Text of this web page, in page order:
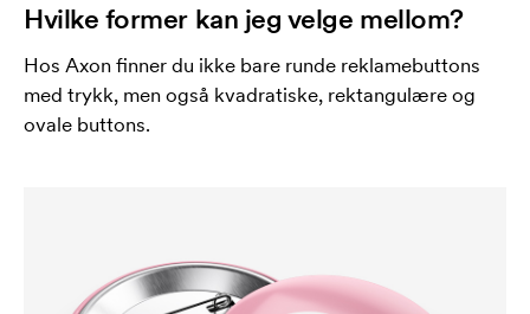
Hvilke former kan jeg velge mellom?
Hos Axon finner du ikke bare runde reklamebuttons
med trykk, men også kvadratiske, rektangulære og
ovale buttons.